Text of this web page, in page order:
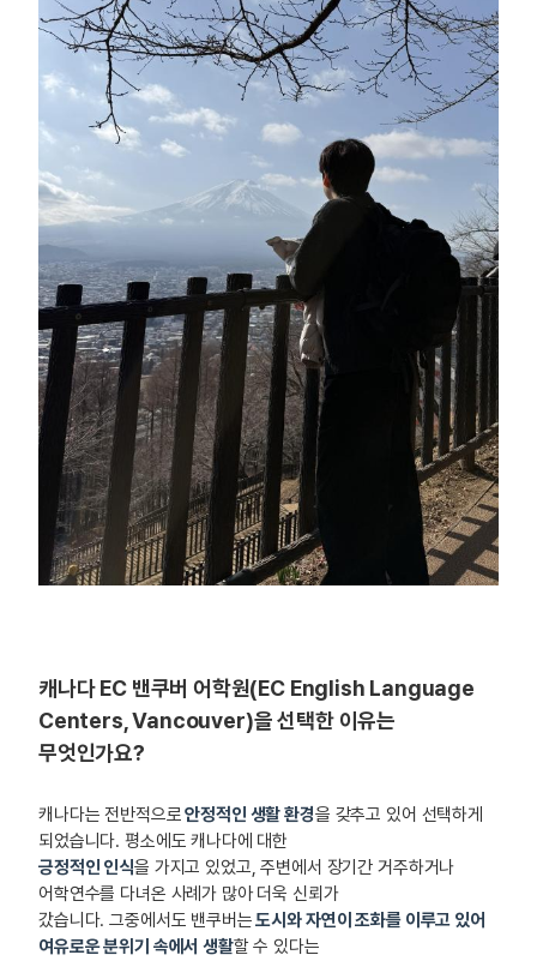
캐나다 EC 밴쿠버 어학원(EC English Language
Centers, Vancouver)을 선택한 이유는
무엇인가요?
캐나다는 전반적으로안정적인 생활 환경을 갖추고 있어 선택하게
되었습니다. 평소에도 캐나다에 대한
긍정적인 인식을 가지고 있었고, 주변에서 장기간 거주하거나
어학연수를 다녀온 사례가 많아 더욱 신뢰가
갔습니다. 그중에서도 밴쿠버는도시와 자연이 조화를 이루고 있어
여유로운 분위기 속에서 생활할 수 있다는